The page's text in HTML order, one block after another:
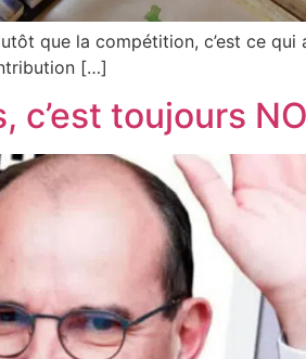
que la compétition, c’est ce
[…]
c’est toujours